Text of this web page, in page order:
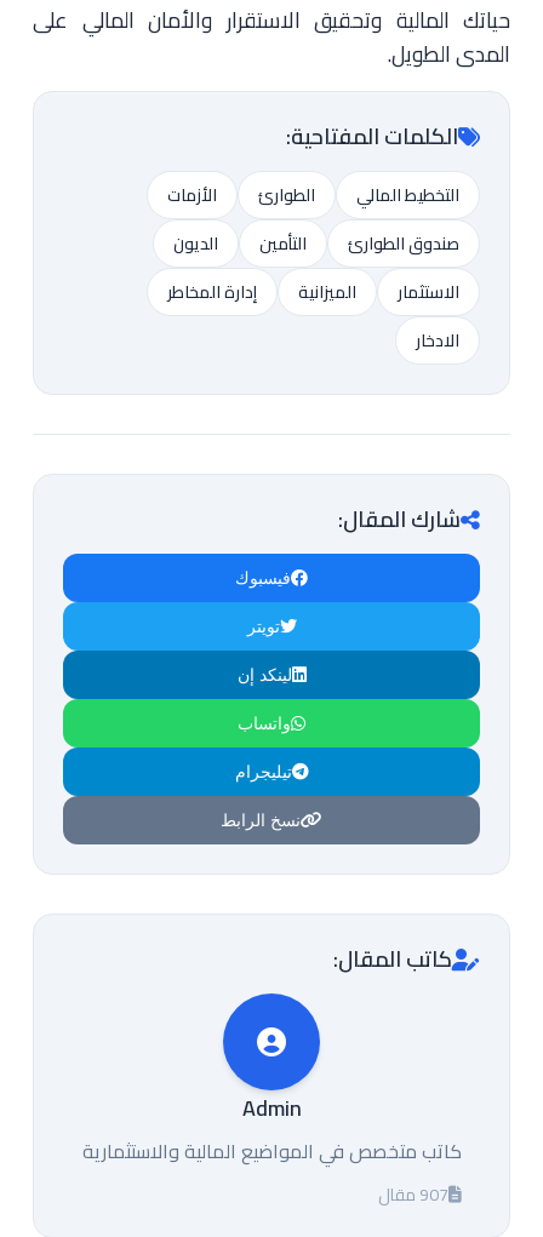
حياتك المالية وتحقيق الاستقرار والأمان المالي على
المدى الطويل.
الكلمات المفتاحية:
التخطيط المالي الطوارئ
الأزمات
صندوق الطوارئ
التأمين
الديون
الاستثمار
الميزانية
إدارة المخاطر
الادخار
شارك المقال:
فيسبوك
تويتر
لينكد إن
واتساب
تيليجرام
نسخ الرابط
كاتب المقال:
Admin
كاتب متخصص في المواضيع المالية والاستثمارية
907 مقال